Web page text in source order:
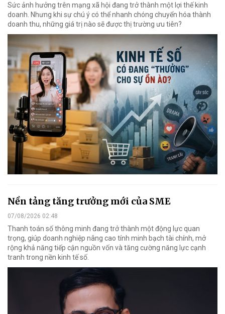
Sức ảnh hưởng trên mạng xã hội đang trở thành một lợi thế kinh
doanh. Nhưng khi sự chú ý có thể nhanh chóng chuyển hóa thành
doanh thu, những giá trị nào sẽ được thị trường ưu tiên?
Nền tảng tăng trưởng mới của SME
07/08/2026 02:48
Thanh toán số thông minh đang trở thành một động lực quan
trọng, giúp doanh nghiệp nâng cao tính minh bạch tài chính, mở
rộng khả năng tiếp cận nguồn vốn và tăng cường năng lực cạnh
tranh trong nền kinh tế số.